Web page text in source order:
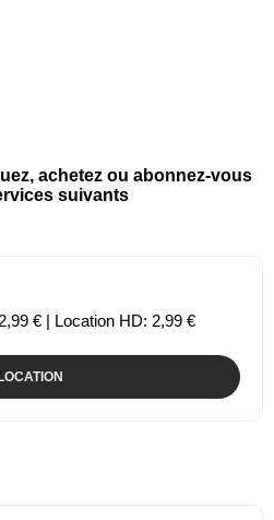
achetez ou abonnez-vous
suivants
€ | Location HD: 2,99 €
LOCATION